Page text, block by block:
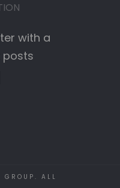
with a
posts
ALL